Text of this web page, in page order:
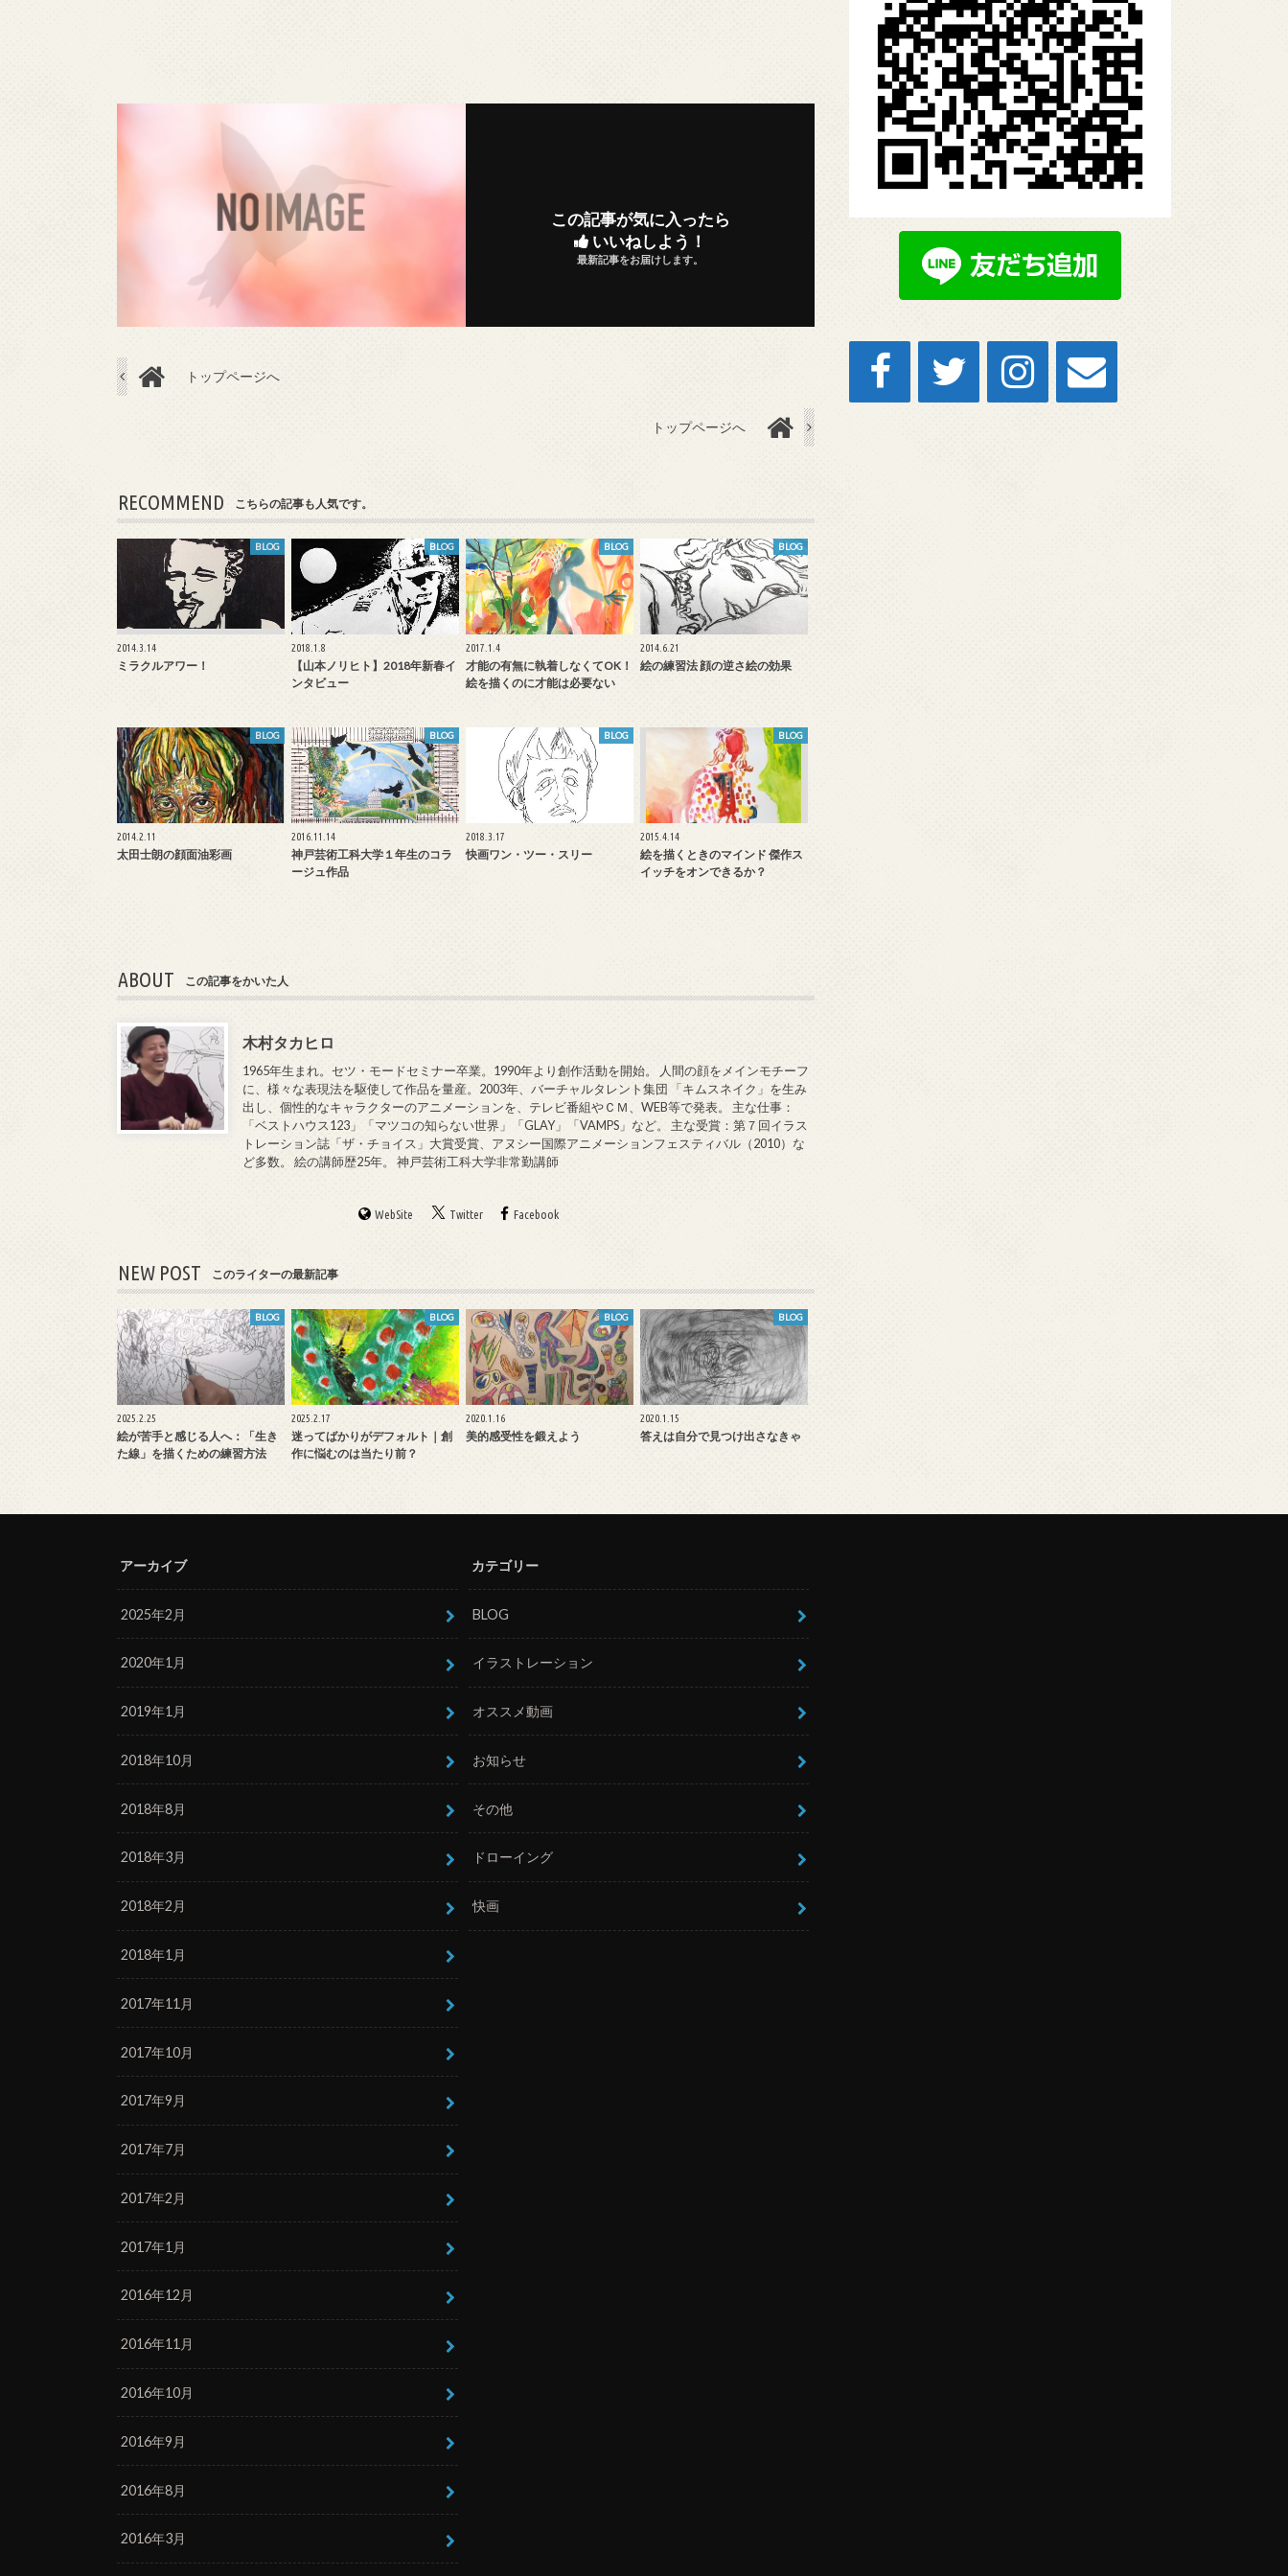
この記事が気に入ったら
いいねしよう！
最新記事をお届けします。
トップページへ
トップページへ
RECOMMEND こちらの記事も人気です。
BLOG
2014.3.14
ミラクルアワー！
BLOG
2018.1.8
【山本ノリヒト】2018年新春イ
ンタビュー
BLOG
2017.1.4
才能の有無に執着しなくてOK！
絵を描くのに才能は必要ない
BLOG
2014.6.21
絵の練習法 顔の逆さ絵の効果
BLOG
2014.2.11
太田士朗の顔面油彩画
BLOG
2016.11.14
神戸芸術工科大学１年生のコラ
ージュ作品
BLOG
2018.3.17
快画ワン・ツー・スリー
BLOG
2015.4.14
絵を描くときのマインド 傑作ス
イッチをオンできるか？
ABOUT この記事をかいた人
木村タカヒロ
1965年生まれ。セツ・モードセミナー卒業。1990年より創作活動を開始。 人間の顔をメインモチーフ
に、様々な表現法を駆使して作品を量産。2003年、バーチャルタレント集団 「キムスネイク」を生み
出し、個性的なキャラクターのアニメーションを、テレビ番組やＣＭ、WEB等で発表。 主な仕事：
「ベストハウス123」「マツコの知らない世界」「GLAY」「VAMPS」など。 主な受賞：第７回イラス
トレーション誌「ザ・チョイス」大賞受賞、アヌシー国際アニメーションフェスティバル（2010）な
ど多数。 絵の講師歴25年。 神戸芸術工科大学非常勤講師
WebSite Twitter Facebook
NEW POST このライターの最新記事
BLOG
2025.2.25
絵が苦手と感じる人へ：「生き
た線」を描くための練習方法
BLOG
2025.2.17
迷ってばかりがデフォルト｜創
作に悩むのは当たり前？
BLOG
2020.1.16
美的感受性を鍛えよう
BLOG
2020.1.15
答えは自分で見つけ出さなきゃ
アーカイブ
2025年2月
2020年1月
2019年1月
2018年10月
2018年8月
2018年3月
2018年2月
2018年1月
2017年11月
2017年10月
2017年9月
2017年7月
2017年2月
2017年1月
2016年12月
2016年11月
2016年10月
2016年9月
2016年8月
2016年3月
カテゴリー
BLOG
イラストレーション
オススメ動画
お知らせ
その他
ドローイング
快画